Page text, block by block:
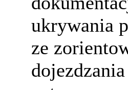
ukrywania
ze